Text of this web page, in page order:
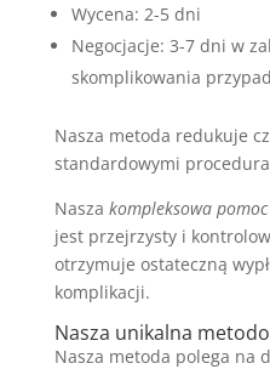
Wycena: 2-5 dni
Negocjacje: 3-7 dni w
skomplikowania
Nasza metoda redukuje
standardowymi
Nasza kompleksowa pomoc
jest przejrzysty i
otrzymuje ostateczną
komplikacji.
Nasza unikalna
Nasza metoda polega na